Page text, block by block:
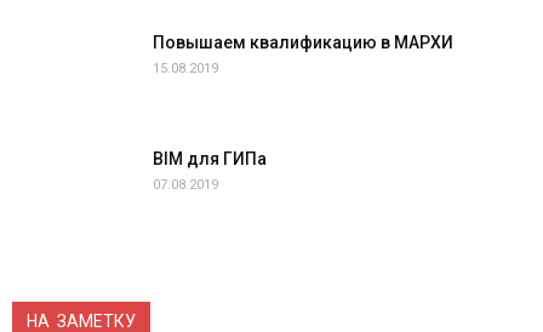
Повышаем квалификацию в МАРХИ
15.08.2019
BIM для ГИПа
07.08.2019
НА ЗАМЕТКУ